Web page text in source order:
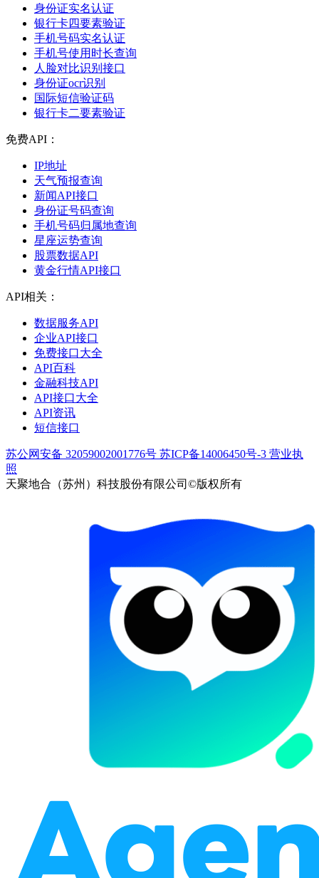
身份证实名认证
银行卡四要素验证
手机号码实名认证
手机号使用时长查询
人脸对比识别接口
身份证ocr识别
国际短信验证码
银行卡二要素验证
免费API：
IP地址
天气预报查询
新闻API接口
身份证号码查询
手机号码归属地查询
星座运势查询
股票数据API
黄金行情API接口
API相关：
数据服务API
企业API接口
免费接口大全
API百科
金融科技API
API接口大全
API资讯
短信接口
苏公网安备 32059002001776号 苏ICP备14006450号-3 营业执
照
天聚地合（苏州）科技股份有限公司©版权所有